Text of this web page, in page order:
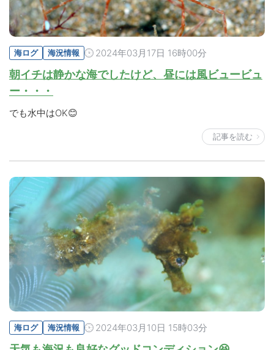
海ログ 海況情報 2024年03月17日 16時00分
朝イチは静かな海でしたけど、昼には風ビュービュ
ー・・・
でも水中はOK😊
記事を読む
海ログ 海況情報 2024年03月10日 15時03分